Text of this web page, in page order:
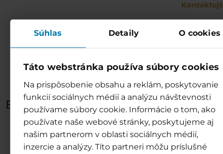
Súhlas Detaily O cookies
Táto webstránka používa súbory cookies
Na prispôsobenie obsahu a reklám, poskytovanie
funkcií sociálnych médií a analýzu návštevnosti
používame súbory cookie. Informácie o tom, ako
používate naše webové stránky, poskytujeme aj
našim partnerom v oblasti sociálnych médií,
inzercie a analýzy. Títo partneri môžu príslušné
Všechny novinky
Prohlédněte si novinky vodního
Bešeňová a vyberte si ze široké
připravovaných akcí.
VŠECHNY NOVINKY